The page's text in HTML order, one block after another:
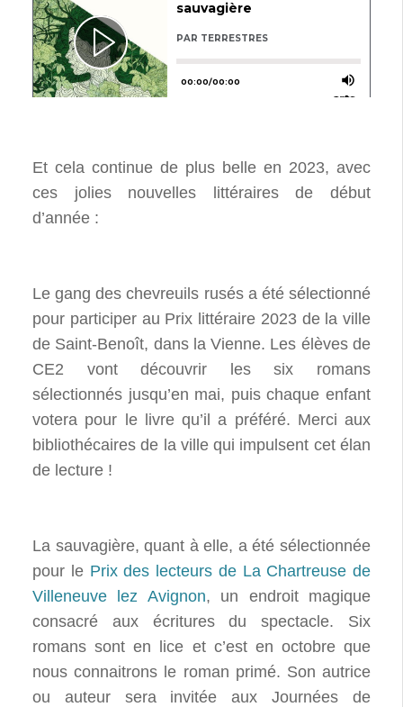
Et cela continue de plus belle en 2023, avec
ces jolies nouvelles littéraires de début
d’année :
Le gang des chevreuils rusés a été sélectionné
pour participer au Prix littéraire 2023 de la ville
de Saint-Benoît, dans la Vienne. Les élèves de
CE2 vont découvrir les six romans
sélectionnés jusqu’en mai, puis chaque enfant
votera pour le livre qu’il a préféré. Merci aux
bibliothécaires de la ville qui impulsent cet élan
de lecture !
La sauvagière, quant à elle, a été sélectionnée
pour le Prix des lecteurs de La Chartreuse de
Villeneuve lez Avignon, un endroit magique
consacré aux écritures du spectacle. Six
romans sont en lice et c’est en octobre que
nous connaitrons le roman primé. Son autrice
ou auteur sera invitée aux Journées de